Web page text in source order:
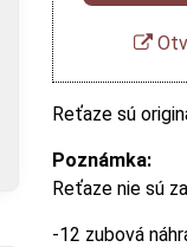
Reťaze sú
Poznámka:
Reťaze nie sú
-12 zubová